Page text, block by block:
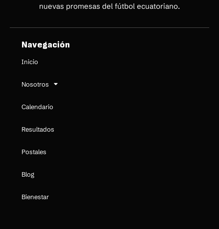
nuevas promesas del fútbol ecuatoriano.
Navegación
Inicio
Nosotros
Calendario
Resultados
Postales
Blog
Bienestar